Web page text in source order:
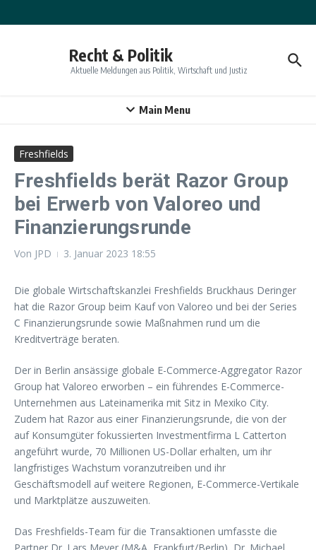
Recht & Politik
Aktuelle Meldungen aus Politik, Wirtschaft und Justiz
Main Menu
Freshfields
Freshfields berät Razor Group
bei Erwerb von Valoreo und
Finanzierungsrunde
Von JPD 3. Januar 2023 18:55
Die globale Wirtschaftskanzlei Freshfields Bruckhaus Deringer
hat die Razor Group beim Kauf von Valoreo und bei der Series
C Finanzierungsrunde sowie Maßnahmen rund um die
Kreditverträge beraten.
Der in Berlin ansässige globale E-Commerce-Aggregator Razor
Group hat Valoreo erworben – ein führendes E-Commerce-
Unternehmen aus Lateinamerika mit Sitz in Mexiko City.
Zudem hat Razor aus einer Finanzierungsrunde, die von der
auf Konsumgüter fokussierten Investmentfirma L Catterton
angeführt wurde, 70 Millionen US-Dollar erhalten, um ihr
langfristiges Wachstum voranzutreiben und ihr
Geschäftsmodell auf weitere Regionen, E-Commerce-Vertikale
und Marktplätze auszuweiten.
Das Freshfields-Team für die Transaktionen umfasste die